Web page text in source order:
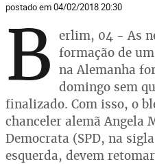
postado em 04/02/2018 20:30
B erlim, 04 - As
formação de
na Alemanha
domingo sem
finalizado. Com isso, o
chanceler alemã Angela
Democrata (SPD, na
esquerda, devem